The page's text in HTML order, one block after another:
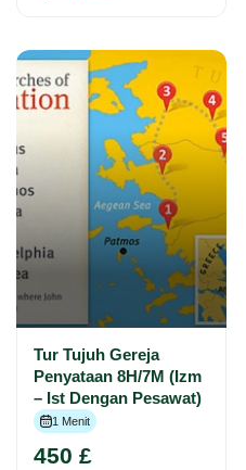
Tur Tujuh Gereja
Penyataan 8H/7M (Izm
– Ist Dengan Pesawat)
1 Menit
450 £